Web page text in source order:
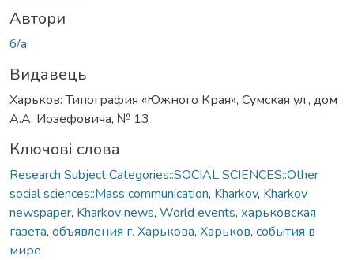
Автори
б/а
Видавець
Харьков: Типография «Южного Края», Сумская ул., дом
А.А. Иозефовича, № 13
Ключові слова
Research Subject Categories::SOCIAL SCIENCES::Other
social sciences::Mass communication, Kharkov, Kharkov
newspaper, Kharkov news, World events, харьковская
газета, объявления г. Харькова, Харьков, события в
мире